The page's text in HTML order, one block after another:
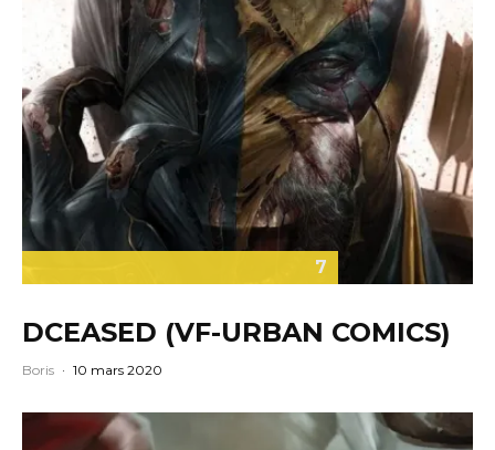
7
DCEASED (VF-URBAN COMICS)
Boris · 10 mars 2020